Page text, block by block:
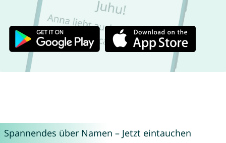
Spannendes über Namen – Jetzt eintauchen